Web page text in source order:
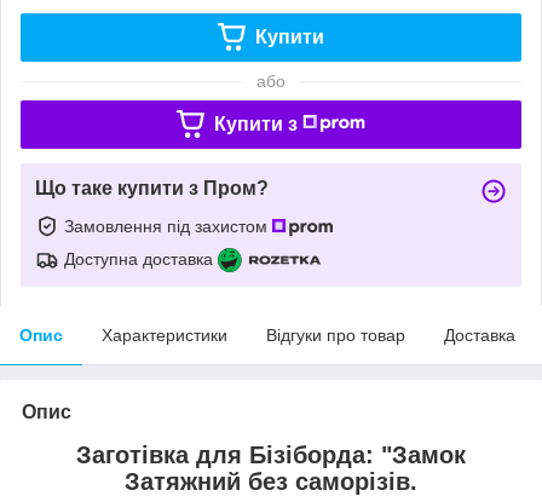
Купити
або
Купити з
Що таке купити з Пром?
Замовлення під захистом
Доступна доставка
Опис Характеристики Відгуки про товар Доставка
Опис
Заготівка для Бізіборда: "Замок
Затяжний без саморізів.